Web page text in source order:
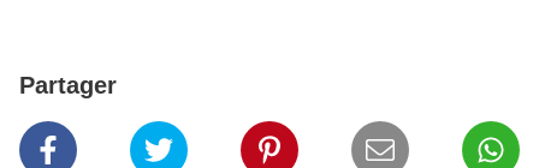
Partager